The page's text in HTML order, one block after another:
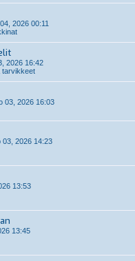
2026 00:11
2026 16:42
tarvikkeet
03, 2026 16:03
03, 2026 14:23
13:53
13:45